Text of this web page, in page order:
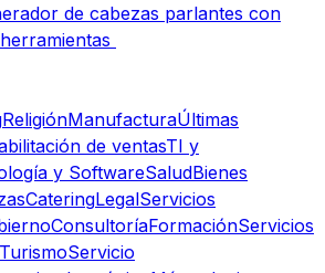
de cabezas parlantes con
ReligiónManufacturaÚltimas
de ventasTI y
y SoftwareSaludBienes
CateringLegalServicios
ConsultoríaFormaciónServicios
TurismoServicio